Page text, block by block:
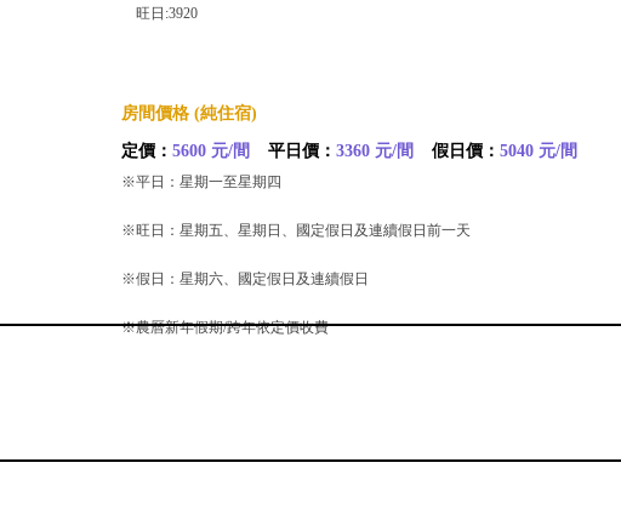
旺日:3920
房間價格 (純住宿)
定價： 5600 元/間 平日價： 3360 元/間 假日價： 5040 元/間
※平日：星期一至星期四
※旺日：星期五、星期日、國定假日及連續假日前一天
※假日：星期六、國定假日及連續假日
※農曆新年假期/跨年依定價收費